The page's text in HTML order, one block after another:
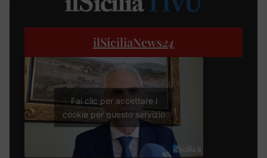
ilSiciliaNews24
Fai clic per accettare i
cookie per questo servizio